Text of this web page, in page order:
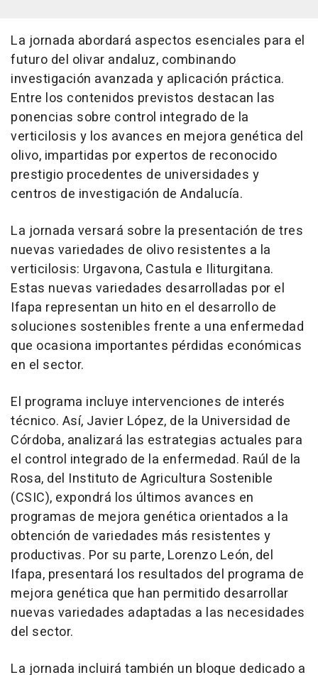
La jornada abordará aspectos esenciales para el
futuro del olivar andaluz, combinando
investigación avanzada y aplicación práctica.
Entre los contenidos previstos destacan las
ponencias sobre control integrado de la
verticilosis y los avances en mejora genética del
olivo, impartidas por expertos de reconocido
prestigio procedentes de universidades y
centros de investigación de Andalucía.
La jornada versará sobre la presentación de tres
nuevas variedades de olivo resistentes a la
verticilosis: Urgavona, Castula e Iliturgitana.
Estas nuevas variedades desarrolladas por el
Ifapa representan un hito en el desarrollo de
soluciones sostenibles frente a una enfermedad
que ocasiona importantes pérdidas económicas
en el sector.
El programa incluye intervenciones de interés
técnico. Así, Javier López, de la Universidad de
Córdoba, analizará las estrategias actuales para
el control integrado de la enfermedad. Raúl de la
Rosa, del Instituto de Agricultura Sostenible
(CSIC), expondrá los últimos avances en
programas de mejora genética orientados a la
obtención de variedades más resistentes y
productivas. Por su parte, Lorenzo León, del
Ifapa, presentará los resultados del programa de
mejora genética que han permitido desarrollar
nuevas variedades adaptadas a las necesidades
del sector.
La jornada incluirá también un bloque dedicado a